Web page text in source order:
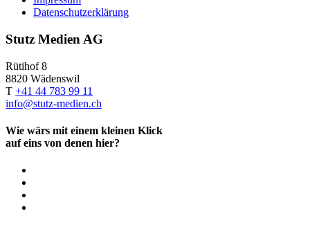
Datenschutzerklärung
Stutz Medien AG
Rütihof 8
8820 Wädenswil
T +41 44 783 99 11
info@stutz-medien.ch
Wie wärs mit einem kleinen Klick
auf eins von denen hier?